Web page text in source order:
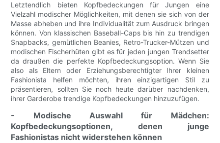
Letztendlich bieten Kopfbedeckungen für Jungen eine
Vielzahl modischer Möglichkeiten, mit denen sie sich von der
Masse abheben und ihre Individualität zum Ausdruck bringen
können. Von klassischen Baseball-Caps bis hin zu trendigen
Snapbacks, gemütlichen Beanies, Retro-Trucker-Mützen und
modischen Fischerhüten gibt es für jeden jungen Trendsetter
da draußen die perfekte Kopfbedeckungsoption. Wenn Sie
also als Eltern oder Erziehungsberechtigter Ihrer kleinen
Fashionista helfen möchten, ihren einzigartigen Stil zu
präsentieren, sollten Sie noch heute darüber nachdenken,
ihrer Garderobe trendige Kopfbedeckungen hinzuzufügen.
- Modische Auswahl für Mädchen:
Kopfbedeckungsoptionen, denen junge
Fashionistas nicht widerstehen können